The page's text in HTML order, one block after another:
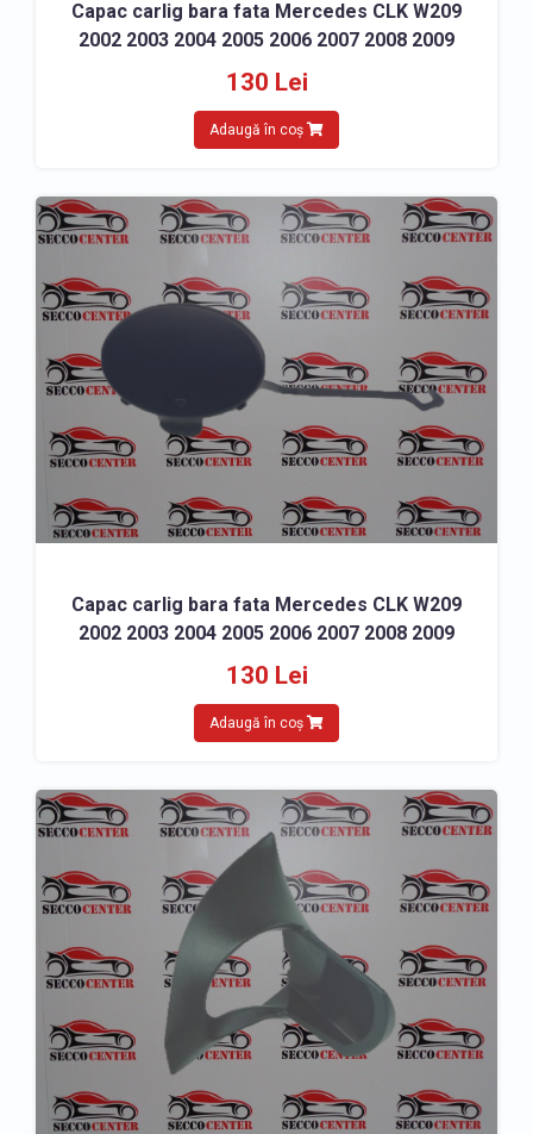
Capac carlig bara fata Mercedes CLK W209
2002 2003 2004 2005 2006 2007 2008 2009
130 Lei
Adaugă în coș
Capac carlig bara fata Mercedes CLK W209
2002 2003 2004 2005 2006 2007 2008 2009
130 Lei
Adaugă în coș